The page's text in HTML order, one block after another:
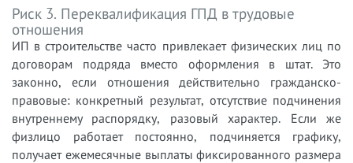
Риск 3. Переквалификация ГПД в трудовые
отношения
ИП в строительстве часто привлекает физических лиц по
договорам подряда вместо оформления в штат. Это
законно, если отношения действительно гражданско-
правовые: конкретный результат, отсутствие подчинения
внутреннему распорядку, разовый характер. Если же
физлицо работает постоянно, подчиняется графику,
получает ежемесячные выплаты фиксированного размера